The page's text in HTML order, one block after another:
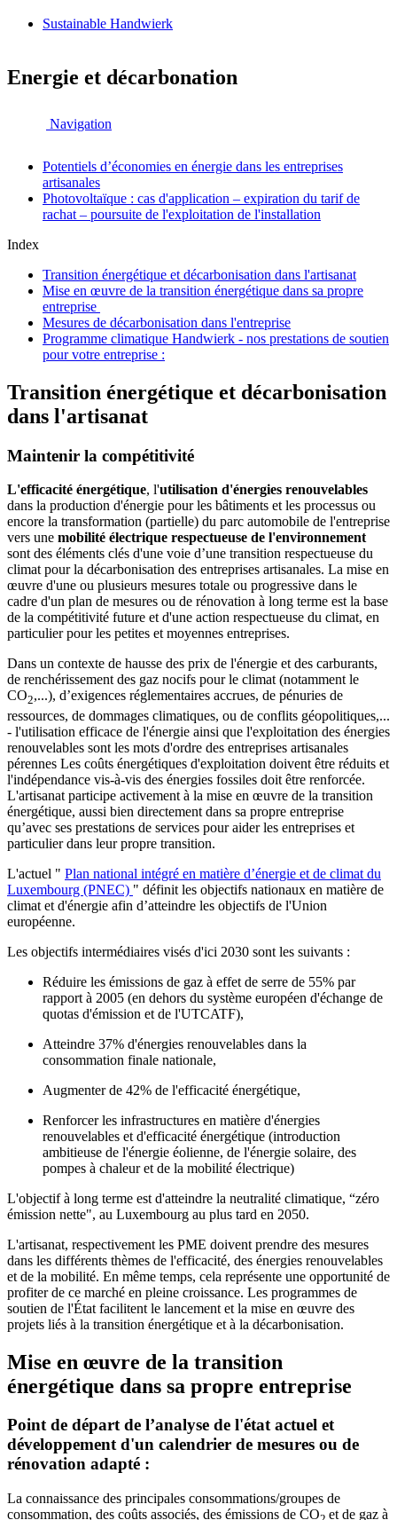
Sustainable Handwierk
Energie et décarbonation
Navigation
Potentiels d’économies en énergie dans les entreprises
artisanales
Photovoltaïque : cas d'application – expiration du tarif de
rachat – poursuite de l'exploitation de l'installation
Index
Transition énergétique et décarbonisation dans l'artisanat
Mise en œuvre de la transition énergétique dans sa propre
entreprise
Mesures de décarbonisation dans l'entreprise
Programme climatique Handwierk - nos prestations de soutien
pour votre entreprise :
Transition énergétique et décarbonisation
dans l'artisanat
Maintenir la compétitivité
L'efficacité énergétique, l'utilisation d'énergies renouvelables
dans la production d'énergie pour les bâtiments et les processus ou
encore la transformation (partielle) du parc automobile de l'entreprise
vers une mobilité électrique respectueuse de l'environnement
sont des éléments clés d'une voie d’une transition respectueuse du
climat pour la décarbonisation des entreprises artisanales. La mise en
œuvre d'une ou plusieurs mesures totale ou progressive dans le
cadre d'un plan de mesures ou de rénovation à long terme est la base
de la compétitivité future et d'une action respectueuse du climat, en
particulier pour les petites et moyennes entreprises.
Dans un contexte de hausse des prix de l'énergie et des carburants,
de renchérissement des gaz nocifs pour le climat (notamment le
CO2,...), d’exigences réglementaires accrues, de pénuries de
ressources, de dommages climatiques, ou de conflits géopolitiques,...
- l'utilisation efficace de l'énergie ainsi que l'exploitation des énergies
renouvelables sont les mots d'ordre des entreprises artisanales
pérennes Les coûts énergétiques d'exploitation doivent être réduits et
l'indépendance vis-à-vis des énergies fossiles doit être renforcée.
L'artisanat participe activement à la mise en œuvre de la transition
énergétique, aussi bien directement dans sa propre entreprise
qu’avec ses prestations de services pour aider les entreprises et
particulier dans leur propre transition.
L'actuel " Plan national intégré en matière d’énergie et de climat du
Luxembourg (PNEC) " définit les objectifs nationaux en matière de
climat et d'énergie afin d’atteindre les objectifs de l'Union
européenne.
Les objectifs intermédiaires visés d'ici 2030 sont les suivants :
Réduire les émissions de gaz à effet de serre de 55% par
rapport à 2005 (en dehors du système européen d'échange de
quotas d'émission et de l'UTCATF),
Atteindre 37% d'énergies renouvelables dans la
consommation finale nationale,
Augmenter de 42% de l'efficacité énergétique,
Renforcer les infrastructures en matière d'énergies
renouvelables et d'efficacité énergétique (introduction
ambitieuse de l'énergie éolienne, de l'énergie solaire, des
pompes à chaleur et de la mobilité électrique)
L'objectif à long terme est d'atteindre la neutralité climatique, “zéro
émission nette", au Luxembourg au plus tard en 2050.
L'artisanat, respectivement les PME doivent prendre des mesures
dans les différents thèmes de l'efficacité, des énergies renouvelables
et de la mobilité. En même temps, cela représente une opportunité de
profiter de ce marché en pleine croissance. Les programmes de
soutien de l'État facilitent le lancement et la mise en œuvre des
projets liés à la transition énergétique et à la décarbonisation.
Mise en œuvre de la transition
énergétique dans sa propre entreprise
Point de départ de l’analyse de l'état actuel et
développement d'un calendrier de mesures ou de
rénovation adapté :
La connaissance des principales consommations/groupes de
consommation, des coûts associés, des émissions de CO
et de gaz à